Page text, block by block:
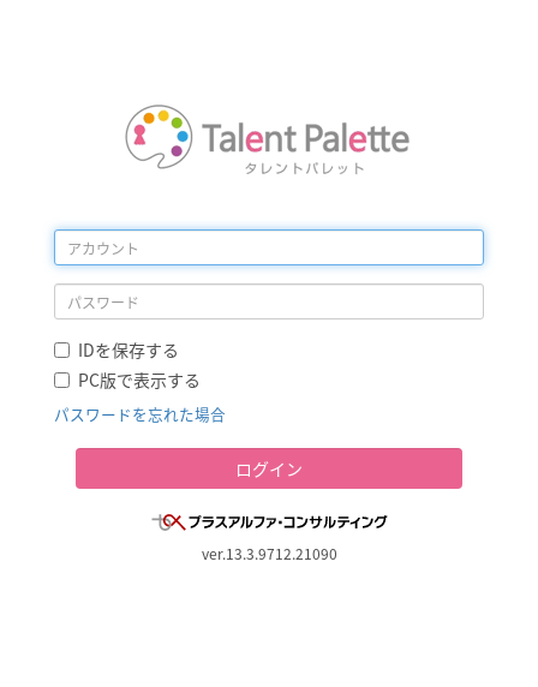
IDを保存する
PC版で表示する
パスワードを忘れた場合
ログイン
ver.13.3.9712.21090